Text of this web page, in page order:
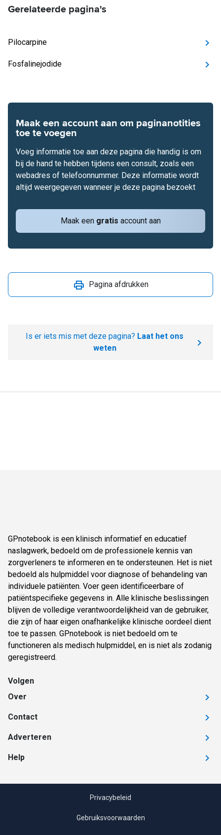
Gerelateerde pagina's
Pilocarpine
Fosfalinejodide
Maak een account aan om paginanotities
toe te voegen
Maak een gratis account aan
Voeg informatie toe aan deze pagina die handig is om
bij de hand te hebben tijdens een consult, zoals een
webadres of telefoonnummer. Deze informatie wordt
altijd weergegeven wanneer je deze pagina bezoekt
Pagina afdrukken
Is er iets mis met deze pagina? Laat het ons
weten
GPnotebook is een klinisch informatief en educatief
naslagwerk, bedoeld om de professionele kennis van
zorgverleners te informeren en te ondersteunen. Het is niet
bedoeld als hulpmiddel voor diagnose of behandeling van
individuele patiënten. Voer geen identificeerbare of
patiëntspecifieke gegevens in. Alle klinische beslissingen
blijven de volledige verantwoordelijkheid van de gebruiker,
die zijn of haar eigen onafhankelijke klinische oordeel dient
toe te passen. GPnotebook is niet bedoeld om te
functioneren als medisch hulpmiddel, en is niet als zodanig
geregistreerd.
Volgen
Over
Contact
Adverteren
Help
Privacybeleid
Gebruiksvoorwaarden